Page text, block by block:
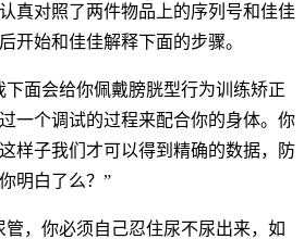
真对照了两件物品上的序列号和佳佳
开始和佳佳解释下面的步骤。
下面会给你佩戴膀胱型行为训练矫正
一个调试的过程来配合你的身体。你
样子我们才可以得到精确的数据，防
明白了么？”
，你必须自己忍住尿不尿出来，如